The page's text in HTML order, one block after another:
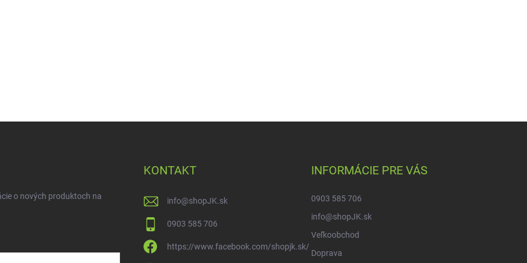
o nových produktoch na
KONTAKT
info@shopJK.sk
0903 585 706
https://www.facebook.com/shopjk.sk/
INFORMÁCIE PRE VÁS
0903 585 706
info@shopJK.sk
Veľkoobchod
Doprava